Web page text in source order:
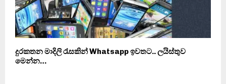
දුරකතන මාදිලි රැසකින් Whatsapp ඉවතට.. ලයිස්තුව
මෙන්න…